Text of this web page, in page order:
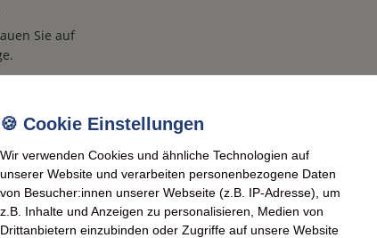
Sie auf
Formel, die
Parabenen und
Laune verbreitet und
Flaschen und
Wir verwenden Cookies und ähnliche Technologien auf
unserer Website und verarbeiten personenbezogene Daten
von Besucher:innen unserer Webseite (z.B. IP-Adresse), um
z.B. Inhalte und Anzeigen zu personalisieren, Medien von
Drittanbietern einzubinden oder Zugriffe auf unsere Website